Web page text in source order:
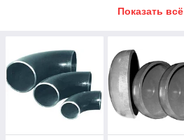
Заглушки ГОСТ 17379-2001Показать всё